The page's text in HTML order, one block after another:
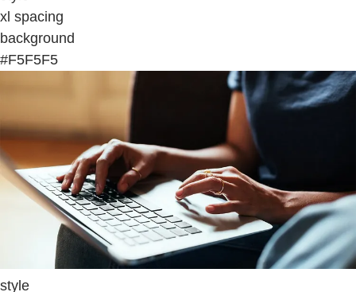
xl spacing
background
#F5F5F5
style